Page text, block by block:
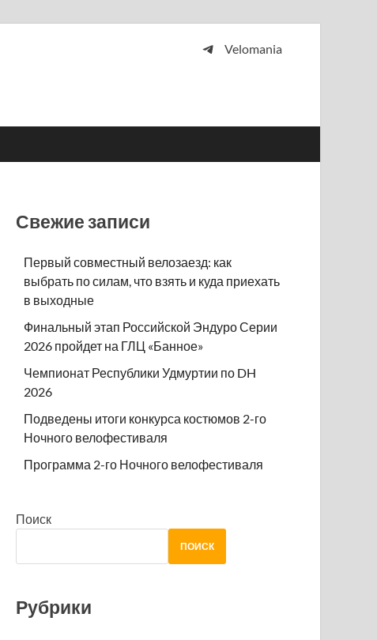
Velomania
Свежие записи
Первый совместный велозаезд: как
выбрать по силам, что взять и куда приехать
в выходные
Финальный этап Российской Эндуро Серии
2026 пройдет на ГЛЦ «Банное»
Чемпионат Республики Удмуртии по DH
2026
Подведены итоги конкурса костюмов 2-го
Ночного велофестиваля
Программа 2-го Ночного велофестиваля
Поиск
ПОИСК
Рубрики